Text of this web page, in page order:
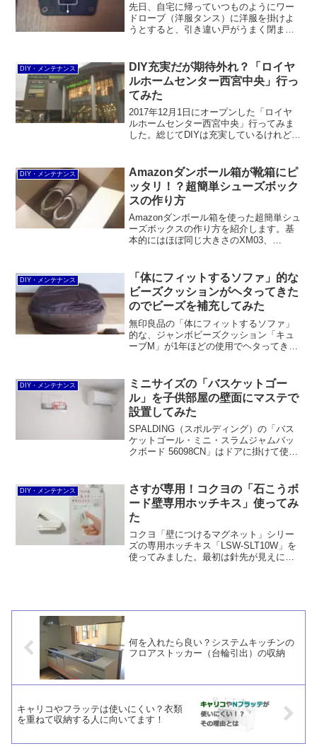
先日、自宅に帰っていつものようにワー
ドローブ（洋服タンス）に洋服を掛けよ
うとすると、引き違い戸がうまく閉まり
て、そのときに外れたんでしょう（苦
笑）ワードローブの引き違い...
DIY・メンテナンス
DIY充実だが期待外れ？「ロイヤ
ルホームセンター西宮中央」行っ
てみた
2017年12月1日にオープンした「ロイヤ
ルホームセンター西宮中央」行ってみま
した。総じてDIYは充実しているけれど期
それ以外は一般的なホームセンター並み
もしくはそれ以下という印象。収納用品
はむしろ少ない。
DIY・メンテナンス
Amazonダンボール箱が靴箱にピ
ッタリ！？超簡単シューズボック
スの作り方
Amazonダンボール箱を使った超簡単シュ
ーズボックスの作り方を紹介します。基
本的にはほぼ同じ大きさのXM03、
DIY・メンテナンス
「体にフィットするソファ」的な
ビーズクッションがヘタってきた
のでビーズを補充してみた
無印良品の「体にフィットするソファ」
的な、ジャンボビーズクッション「キュ
ーブM」が1年ほどの使用でヘタってきた
電気防止スプレーとトイレットペーパー
の芯を使うのがコツだと分かりました。
DIY・メンテナンス
ミニサイズの「バスケットゴー
ル」を子供部屋の壁面にマステで
設置してみた
SPALDING（スポルディング）の「バス
ケットゴール・ミニ・スラムジャムバッ
クボード 56098CN」はドアに掛けて使用
両面テープとPPシートを使って壁に貼り
付けました。今回はその方法をご紹介し
ます。
DIY・メンテナンス
さすが専用！コクヨの「石こうボ
ード壁専用ホッチキス」使ってみ
た
コクヨ「壁につけるマグネット」シリー
ズの専用ホッチキス「LSW-SLT10W」を
使ってみました。最初は針先が見えにく
りにくいし、保持力が強いというメリッ
クトなので取り回しがしやすいです。
何を入れたら良い？システムキッチンの
フロアストッカー（台輪引出）の収納
キャリコやフラッテは使いにくい？衣類
を重ねて収納する人に向いてます！